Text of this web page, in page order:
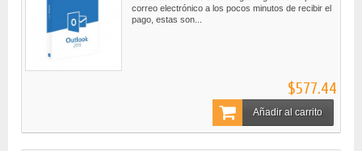
correo electrónico a los pocos minutos de recibir el
pago, estas son...
$577.44
Añadir al carrito